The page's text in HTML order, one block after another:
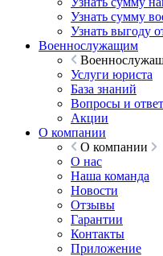
Узнать сумму
Узнать выгоду
Военнослужащим
Услуги юриста
База знаний
Вопросы и
Акции
О компании
О компании
О нас
Наша команда
Новости
Отзывы
Гарантии
Контакты
Приложение